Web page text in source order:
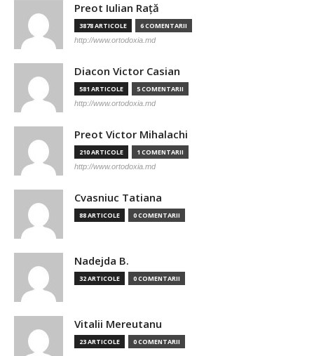
Preot Iulian Raţă
3878 ARTICOLE 6 COMENTARII
http://www.ortodoxia.md
Diacon Victor Casian
581 ARTICOLE 5 COMENTARII
http://www.ortodoxia.md
Preot Victor Mihalachi
210 ARTICOLE 1 COMENTARII
http://www.ortodoxia.md
Cvasniuc Tatiana
88 ARTICOLE 0 COMENTARII
Nadejda B.
32 ARTICOLE 0 COMENTARII
Vitalii Mereutanu
23 ARTICOLE 0 COMENTARII